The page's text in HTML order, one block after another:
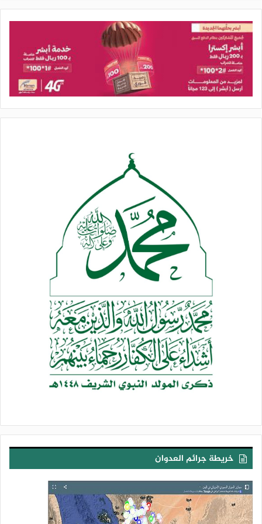
الإسلامية، ومن ذلك إساءة الكافر المجرم [ترامب] إلى مكة المكرَّمة،
ويستهدفون المسلمين بكل الجرائم، وفي كلِّ المجالات، ويعملون
على إبادتهم، واحتلال أوطانهم، وطمس هويتهم، واستهداف
مقدَّساتهم، ومن ذلك: انتهاك حرمة المسجد الأقصى، والسعي
لتدميره؛ ولهذا فالمسؤولية التي تقع على عاتق المسلمين جميعاً،
هي التصدي لطغيانهم، والمواجهة لشرِّهم، والتعاون على ذلك؛ ولهذا
نؤكِّد على أخوَّتنا الإسلامية في محور الجهاد والمقاومة، ومبدأ وحدة
أساس التَّمسك بالقرآن الكريم، والاقتداء برسول الله محمد صلى
الله عليه وعلى آله، واستلهام الدروس من نهضة الإسلام الكبرى.
واعتبرأن بداية العام هي محطة مهمة في الانطلاقة العملية المحسوبة
بحساب المسؤولية، والمدروسة في إطار الأولويات الموزونة بميزان
الحكمة، وهي تلفت نظرنا جميعاً تجاه أهميَّة الوقت، وقيمة الزمن،
وفرصة العُمُر، التي ينبغي استثمارها بشكلٍ صحيح، يليق بالإنسان
المسلم ومهامه العظيمة، ومسؤولياته المقدَّسة.
وأشار إلى أنَّ شعبنا اليمني المسلم العزيز، يمن الإيمان والحكمة،
كما في الحديث النبوي الشريف، لجديرٌ لمواصلة حمل راية الإسلام،
ومواجهة جاهلية العصر الظلامية المستكبرة، التي تحمل رايتها أمريكا
وإسرائيل، ويتحرَّك بها اليهود والصهيونية العالمية، التي افتضحت
بجرائمها في فلسطين، وعدوانها على أمَّتنا الإسلامية في لبنان وإيران
واليمن وغيرها، وانتشرت أخبار قبائحها الفظيعة في وثائق اليهودي
[جيفري إبستين]… وغيرها، وأثبت الواقع مصاديق ما كشفه الله في
القرآن الكريم عن سوئهم، وشرِّهم، وإجرامهم، وطغيانهم، وحتميَّة
الصراع معهم، وعن عدوانيتهم وحقدهم على المسلمين، وخطورتهم
وأوضح أن فمن واجب المسلمين التأسي والاقتداء برسول الله محمد
صلى الله عليه وعلى آله، واستلهام الدروس من نهضته المباركة
الكبرى، وكيف واجه كل قوى الطاغوت بكل إمكاناتها، {لَقَدْ كَانَ لَكُمْ
فِي رَسُولِ اللَّهِ أُسْوَةٌ حَسَنَةٌ لِمَنْ كَانَ يَرْجُو اللَّهَ وَالْيَوْمَ الْآخِرَ وَذَكَرَ اللَّهَ
كَثِيرًا}[الأحزاب:21]، وكيف كانت نتيجة ذلك التَّحرك للرسول
والمسلمين من: عزة، ونصر، وتمكين.
خريطة جرائم العدوان